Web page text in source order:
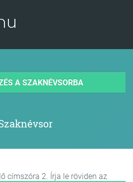
A SZAKNÉVSORBA
címszóra 2. Írja le röviden az